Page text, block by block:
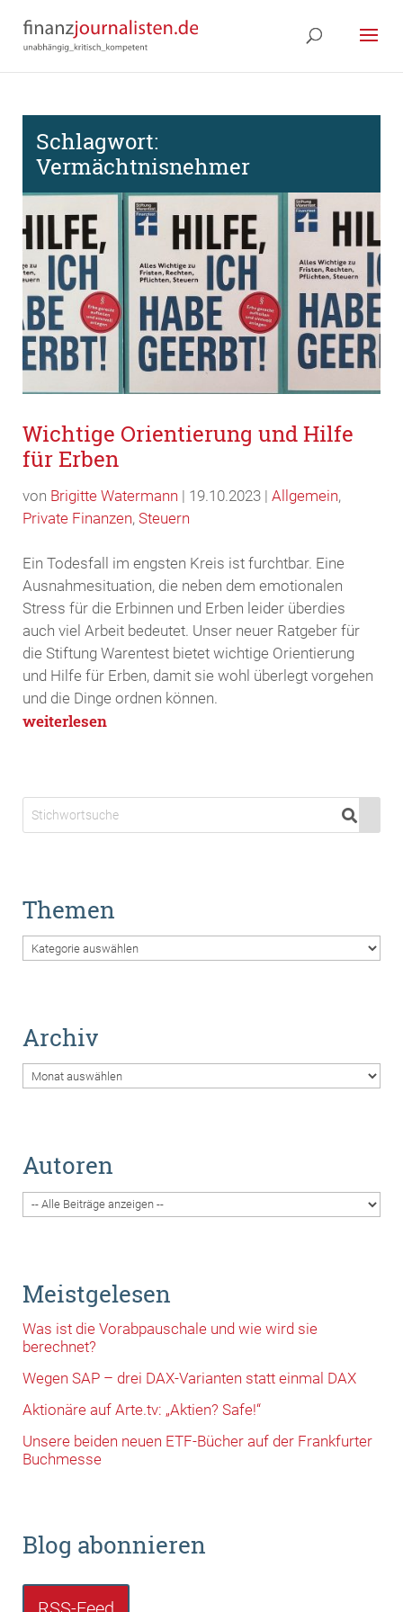
Schlagwort:
Vermächtnisnehmer
Wichtige Orientierung und Hilfe
für Erben
von Brigitte Watermann | 19.10.2023| Allgemein,
Private Finanzen, Steuern
Ein Todesfall im engsten Kreis ist furchtbar. Eine
Ausnahmesituation, die neben dem emotionalen
Stress für die Erbinnen und Erben leider überdies
auch viel Arbeit bedeutet. Unser neuer Ratgeber für
die Stiftung Warentest bietet wichtige Orientierung
und Hilfe für Erben, damit sie wohl überlegt vorgehen
und die Dinge ordnen können.
weiterlesen
Themen
Themen
Archiv
Archiv
Autoren
Meistgelesen
Was ist die Vorabpauschale und wie wird sie
berechnet?
Wegen SAP – drei DAX-Varianten statt einmal DAX
Aktionäre auf Arte.tv: „Aktien? Safe!“
Unsere beiden neuen ETF-Bücher auf der Frankfurter
Buchmesse
Blog abonnieren